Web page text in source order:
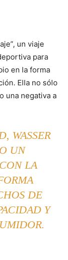
un viaje
para
en la forma
Ella no sólo
una negativa a
WASSER
UN
LA
DE
Y